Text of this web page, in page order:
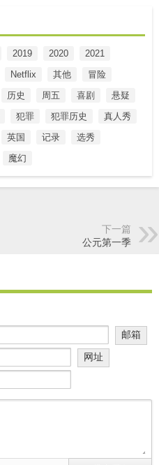
2019 2020
2021
Netflix 其他
冒险
历史 周五 喜剧
悬疑
犯罪 犯罪历史
真人秀
英国 记录
选秀
魔幻
下一篇
公元第一季
邮箱
网址